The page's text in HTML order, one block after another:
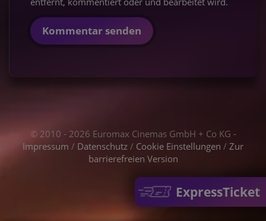
ExpressTicket
Kommentar senden
© 2010 - 2026 Euromax Cinemas GmbH + Co KG -
Impressum / Datenschutz / Cookie Einstellungen / Zur
barrierefreien Version